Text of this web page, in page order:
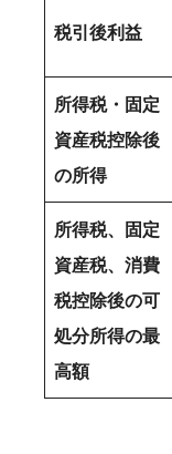
税引後利益
所得税・固定
資産税控除後
の所得
所得税、固定
資産税、消費
税控除後の可
処分所得の最
高額